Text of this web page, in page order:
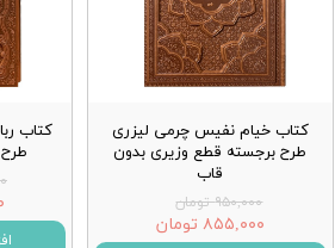
کتاب خیام نفیس چرمی لیزری
طرح برجسته قطع وزیری بدون
قاب
۹۵۰,۰۰۰ تومان
۸۵۵,۰۰۰ تومان
کتاب